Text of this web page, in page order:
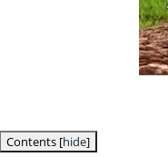
Contents [hide]